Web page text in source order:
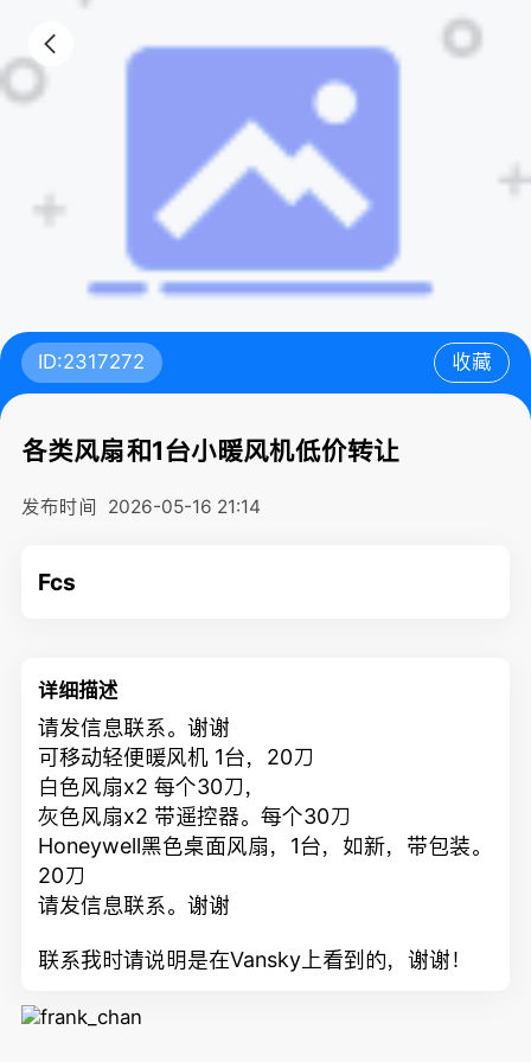
ID:2317272 收藏
各类风扇和1台小暖风机低价转让
发布时间 2026-05-16 21:14
Fcs
详细描述
请发信息联系。谢谢
可移动轻便暖风机 1台，20刀
白色风扇x2 每个30刀，
灰色风扇x2 带遥控器。每个30刀
Honeywell黑色桌面风扇，1台，如新，带包装。
20刀
请发信息联系。谢谢
联系我时请说明是在Vansky上看到的，谢谢！